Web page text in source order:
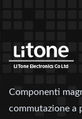
Componenti
commutazione a